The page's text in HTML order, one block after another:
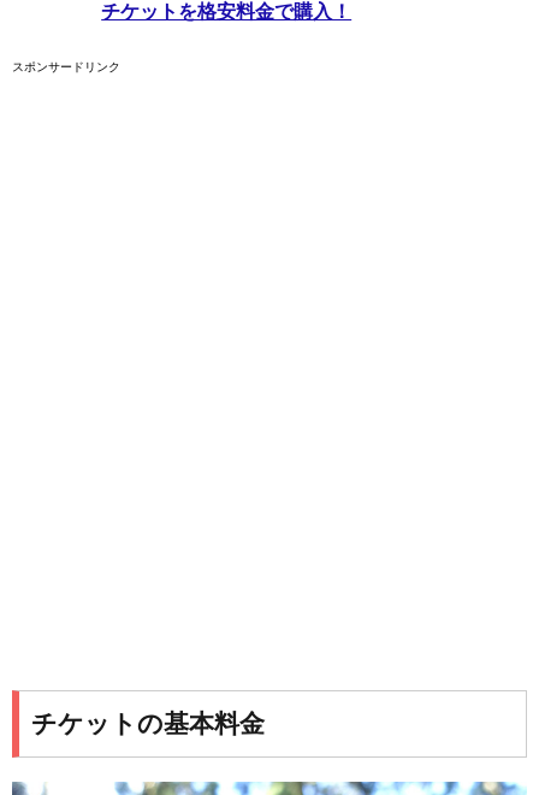
チケットを格安料金で購入！
スポンサードリンク
チケットの基本料金